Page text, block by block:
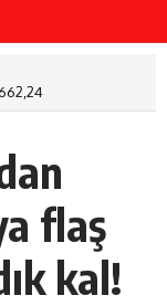
flaş
kal!